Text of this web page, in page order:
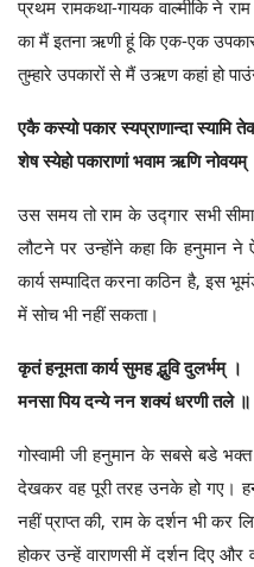
प्रथम रामकथा-गायक वाल्मीकि ने
का मैं इतना ऋणी हूं कि एक-एक
तुम्हारे उपकारों से मैं उऋण कहां हो
एकै कस्यो पकार स्यप्राणान्दा स्यामि
शेष स्येहो पकाराणां भवाम ऋणि नोवयम्
उस समय तो राम के उद्गार सभी
लौटने पर उन्होंने कहा कि हनुमान ने
कार्य सम्पादित करना कठिन है, इस
में सोच भी नहीं सकता।
कृतं हनूमता कार्य सुमह द्भुवि दुलर्भम् ।
मनसा पिय दन्ये नन शक्यं धरणी तले ॥
गोस्वामी जी हनुमान के सबसे बडे
देखकर वह पूरी तरह उनके हो गए।
नहीं प्राप्त की, राम के दर्शन भी कर
होकर उन्हें वाराणसी में दर्शन दिए